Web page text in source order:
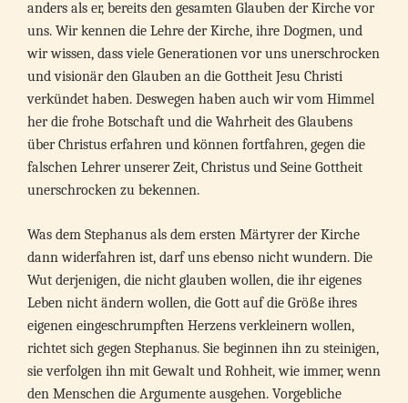
anders als er, bereits den gesamten Glauben der Kirche vor
uns. Wir kennen die Lehre der Kirche, ihre Dogmen, und
wir wissen, dass viele Generationen vor uns unerschrocken
und visionär den Glauben an die Gottheit Jesu Christi
verkündet haben. Deswegen haben auch wir vom Himmel
her die frohe Botschaft und die Wahrheit des Glaubens
über Christus erfahren und können fortfahren, gegen die
falschen Lehrer unserer Zeit, Christus und Seine Gottheit
unerschrocken zu bekennen.
Was dem Stephanus als dem ersten Märtyrer der Kirche
dann widerfahren ist, darf uns ebenso nicht wundern. Die
Wut derjenigen, die nicht glauben wollen, die ihr eigenes
Leben nicht ändern wollen, die Gott auf die Größe ihres
eigenen eingeschrumpften Herzens verkleinern wollen,
richtet sich gegen Stephanus. Sie beginnen ihn zu steinigen,
sie verfolgen ihn mit Gewalt und Rohheit, wie immer, wenn
den Menschen die Argumente ausgehen. Vorgebliche